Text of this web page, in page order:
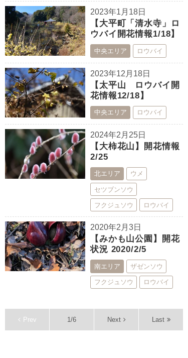
2023年1月18日
【大平町「清水寺」ロ
ウバイ開花情報1/18】
中央エリア ロウバイ
2023年12月18日
【太平山 ロウバイ開
花情報12/18】
中央エリア ロウバイ
2024年2月25日
【大柿花山】開花情報
2/25
北エリア ウメ
セツブンソウ
フクジュソウ ロウバイ
2020年2月3日
【みかも山公園】開花
状況 2020/2/5
南エリア ザゼンソウ
フクジュソウ ロウバイ
Prev 1/6 Next Last